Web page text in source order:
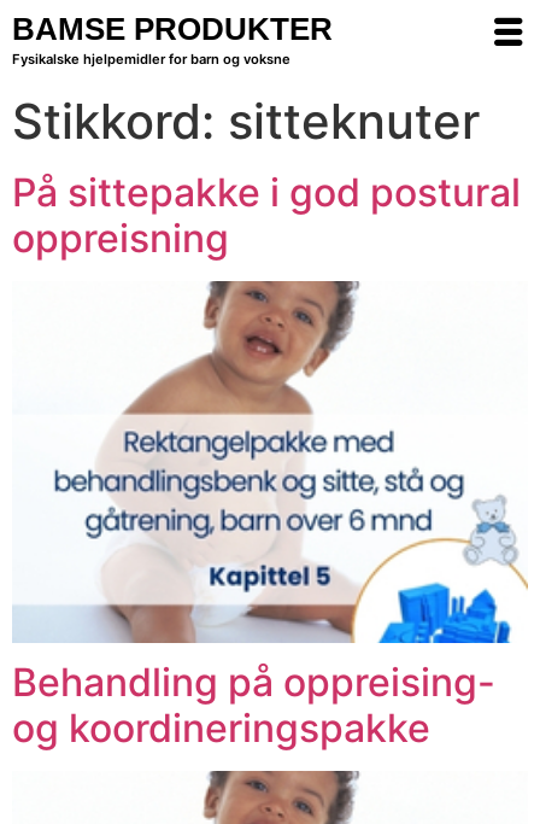
BAMSE PRODUKTER
Fysikalske hjelpemidler for barn og voksne
Stikkord: sitteknuter
På sittepakke i god postural
oppreisning
Behandling på oppreising-
og koordineringspakke